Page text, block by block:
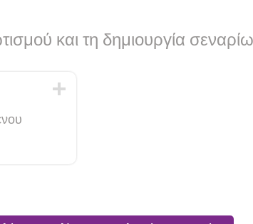
και τη δημιουργία